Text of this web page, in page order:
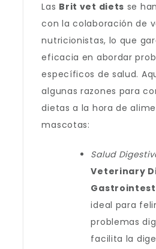
Las Brit vet diets se
con la colaboración de
nutricionistas, lo que
eficacia en abordar
específicos de salud.
algunas razones para
dietas a la hora de
mascotas:
Salud
Veterinary
ideal para
problemas
facilita la